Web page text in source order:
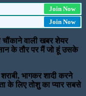
Join Now
Join Now
वाली खबर शेयर
के तौर पर मैं जो हूं उसके
भागकर शादी करने
के लिए तोशु का प्यार सबसे